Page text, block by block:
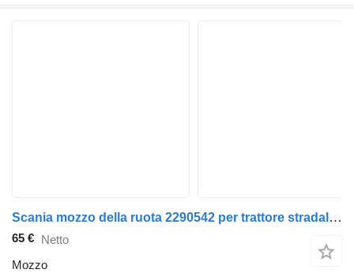
Scania mozzo della ruota 2290542 per trattore stradale Scania R440
65 € Netto
Mozzo